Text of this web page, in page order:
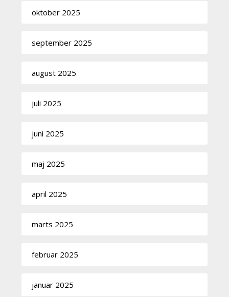
oktober 2025
september 2025
august 2025
juli 2025
juni 2025
maj 2025
april 2025
marts 2025
februar 2025
januar 2025